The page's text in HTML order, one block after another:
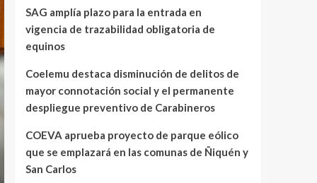
SAG amplía plazo para la entrada en
vigencia de trazabilidad obligatoria de
equinos
Coelemu destaca disminución de delitos de
mayor connotación social y el permanente
despliegue preventivo de Carabineros
COEVA aprueba proyecto de parque eólico
que se emplazará en las comunas de Ñiquén y
San Carlos